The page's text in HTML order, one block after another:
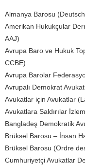
Almanya Barosu
Amerikan Hukukçular
AAJ)
Avrupa Baro ve Hukuk
CCBE)
Avrupa Barolar
Avrupalı Demokrat
Avukatlar için Avukatlar
Avukatlara Saldırılar
Bangladeş Demokratik
Brüksel Barosu – İnsan
Brüksel Barosu (Ordre
Cumhuriyetçi Avukatlar